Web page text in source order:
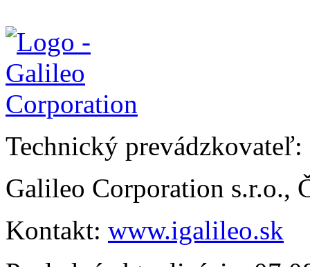
Technický prevádzkovateľ:
Galileo Corporation s.r.o.,
Kontakt: www.igalileo.sk